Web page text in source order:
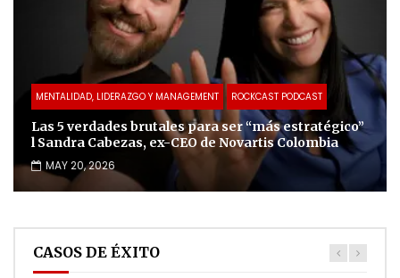
MENTALIDAD, LIDERAZGO Y MANAGEMENT ROCKCAST PODCAST
Las 5 verdades brutales para ser “más estratégico”
l Sandra Cabezas, ex-CEO de Novartis Colombia
MAY 20, 2026
CASOS DE ÉXITO